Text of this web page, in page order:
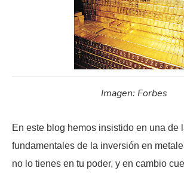
Imagen: Forbes
En este blog hemos insistido en una de
fundamentales de la inversión en
no lo tienes en tu poder, y en cambio